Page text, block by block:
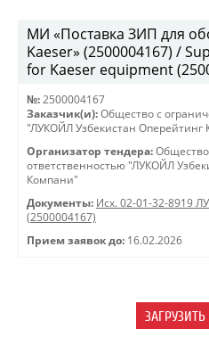
МИ «Поставка ЗИП для
Kaeser» (2500004167) /
for Kaeser equipment
№: 2500004167
Заказчик(и): Общество с
"ЛУКОЙЛ Узбекистан Оперейтинг
Организатор тендера:
ответственностью "ЛУКОЙЛ
Компани"
Документы: Исх. 02-01-32-8919
(2500004167)
Прием заявок до: 16.02.2026